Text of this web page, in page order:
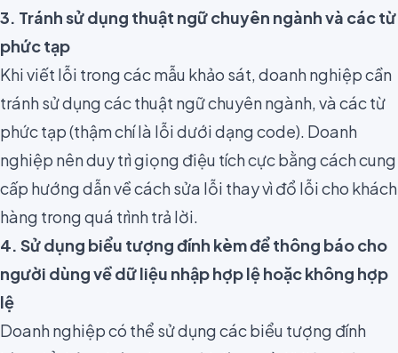
3. Tránh sử dụng thuật ngữ chuyên ngành và các từ
phức tạp
Khi viết lỗi trong các mẫu khảo sát, doanh nghiệp cần
tránh sử dụng cácthuật ngữ chuyên ngành, và các từ
phức tạp (thậm chí là lỗi dưới dạng code). Doanh
nghiệp nên duy trì giọng điệu tích cực bằng cách cung
cấp hướng dẫn về cách sửa lỗi thay vì đổ lỗi cho khách
hàng trong quá trình trả lời.
4. Sử dụng biểu tượng đính kèm để thông báo cho
người dùng về dữ liệu nhập hợp lệ hoặc không hợp
lệ
Doanh nghiệp có thể sử dụng cácbiểu tượng đính